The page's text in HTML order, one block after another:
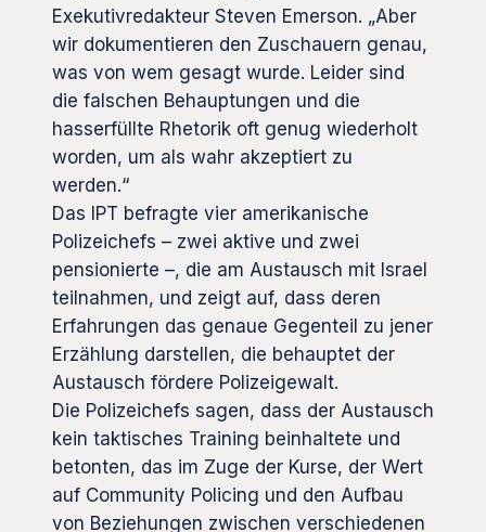
Exekutivredakteur Steven Emerson. „Aber
wir dokumentieren den Zuschauern genau,
was von wem gesagt wurde. Leider sind
die falschen Behauptungen und die
hasserfüllte Rhetorik oft genug wiederholt
worden, um als wahr akzeptiert zu
werden.“
Das IPT befragte vier amerikanische
Polizeichefs – zwei aktive und zwei
pensionierte –, die am Austausch mit Israel
teilnahmen, und zeigt auf, dass deren
Erfahrungen das genaue Gegenteil zu jener
Erzählung darstellen, die behauptet der
Austausch fördere Polizeigewalt.
Die Polizeichefs sagen, dass der Austausch
kein taktisches Training beinhaltete und
betonten, das im Zuge der Kurse, der Wert
auf Community Policing und den Aufbau
von Beziehungen zwischen verschiedenen